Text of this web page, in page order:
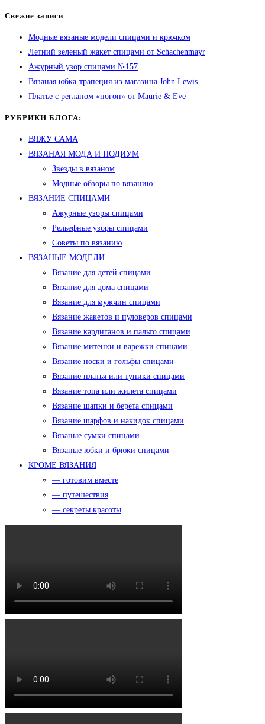
Свежие записи
Модные вязаные модели спицами и крючком
Летний зеленый жакет спицами от Schachenmayr
Ажурный узор спицами №157
Вязаная юбка-трапеция из магазина John Lewis
Платье с регланом «погон» от Maurie & Eve
РУБРИКИ БЛОГА:
ВЯЖУ САМА
ВЯЗАНАЯ МОДА И ПОДИУМ
Звезды в вязаном
Модные обзоры по вязанию
ВЯЗАНИЕ СПИЦАМИ
Ажурные узоры спицами
Рельефные узоры спицами
Советы по вязанию
ВЯЗАНЫЕ МОДЕЛИ
Вязание для детей спицами
Вязание для дома спицами
Вязание для мужчин спицами
Вязание жакетов и пуловеров спицами
Вязание кардиганов и пальто спицами
Вязание митенки и варежки спицами
Вязание носки и гольфы спицами
Вязание платья или туники спицами
Вязание топа или жилета спицами
Вязание шапки и берета спицами
Вязание шарфов и накидок спицами
Вязаные сумки спицами
Вязаные юбки и брюки спицами
КРОМЕ ВЯЗАНИЯ
— готовим вместе
— путешествия
— секреты красоты